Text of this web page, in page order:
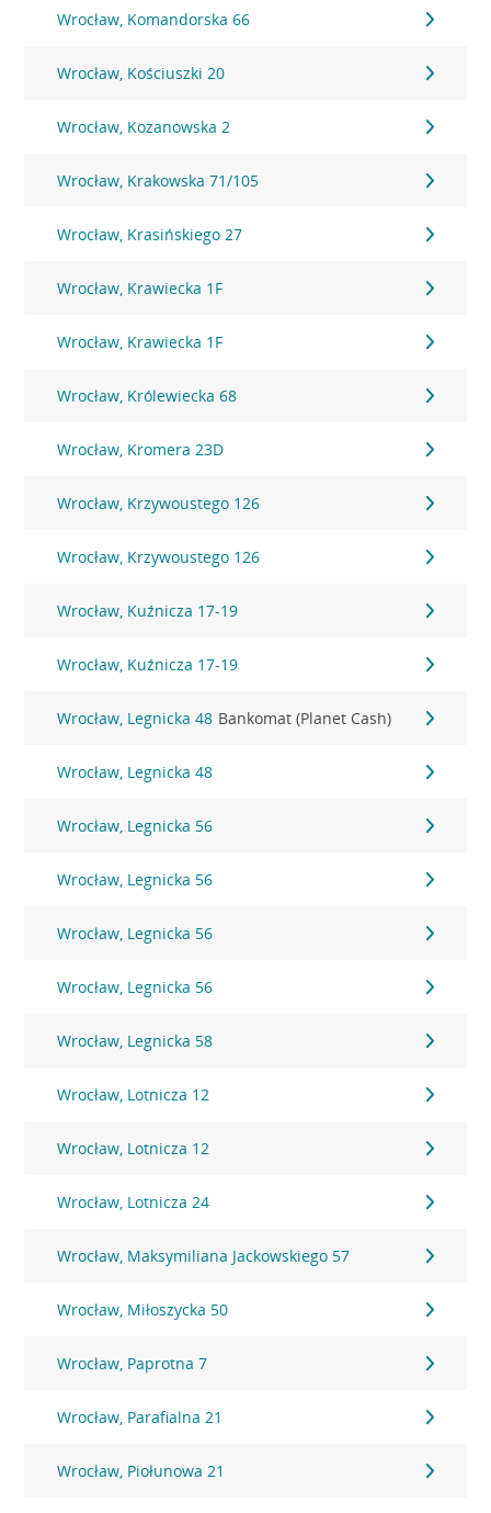
Wrocław, Komandorska 66
Wrocław, Kościuszki 20
Wrocław, Kozanowska 2
Wrocław, Krakowska 71/105
Wrocław, Krasińskiego 27
Wrocław, Krawiecka 1F
Wrocław, Krawiecka 1F
Wrocław, Królewiecka 68
Wrocław, Kromera 23D
Wrocław, Krzywoustego 126
Wrocław, Krzywoustego 126
Wrocław, Kuźnicza 17-19
Wrocław, Kuźnicza 17-19
Wrocław, Legnicka 48 Bankomat (Planet Cash)
Wrocław, Legnicka 48
Wrocław, Legnicka 56
Wrocław, Legnicka 56
Wrocław, Legnicka 56
Wrocław, Legnicka 56
Wrocław, Legnicka 58
Wrocław, Lotnicza 12
Wrocław, Lotnicza 12
Wrocław, Lotnicza 24
Wrocław, Maksymiliana Jackowskiego 57
Wrocław, Miłoszycka 50
Wrocław, Paprotna 7
Wrocław, Parafialna 21
Wrocław, Piołunowa 21